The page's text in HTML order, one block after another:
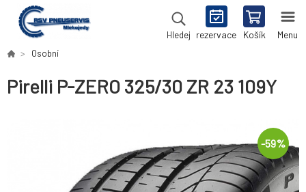
Hledej rezervace Košík Menu
Osobní
Pirelli P-ZERO 325/30 ZR 23 109Y
-59%